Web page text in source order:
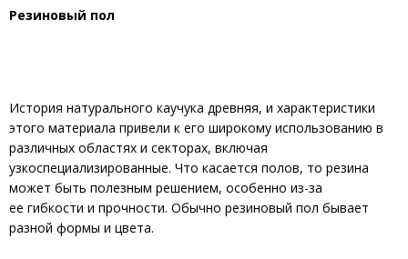
Резиновый пол
История натурального каучука древняя, и характеристики
этого материала привели к его широкому использованию в
различных областях и секторах, включая
узкоспециализированные. Что касается полов, то резина
может быть полезным решением, особенно из-за
ее гибкости и прочности. Обычно резиновый пол бывает
разной формы и цвета.